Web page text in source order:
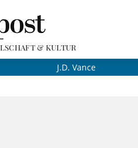
& KULTUR
J.D. Vance